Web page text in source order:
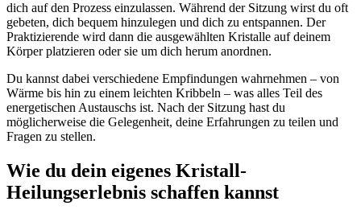
dich auf den Prozess einzulassen. Während der Sitzung wirst du oft
gebeten, dich bequem hinzulegen und dich zu entspannen. Der
Praktizierende wird dann die ausgewählten Kristalle auf deinem
Körper platzieren oder sie um dich herum anordnen.
Du kannst dabei verschiedene Empfindungen wahrnehmen – von
Wärme bis hin zu einem leichten Kribbeln – was alles Teil des
energetischen Austauschs ist. Nach der Sitzung hast du
möglicherweise die Gelegenheit, deine Erfahrungen zu teilen und
Fragen zu stellen.
Wie du dein eigenes Kristall-
Heilungserlebnis schaffen kannst